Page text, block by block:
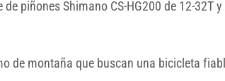
piñones Shimano CS-HG200 de 12-32T y
de montaña que buscan una bicicleta